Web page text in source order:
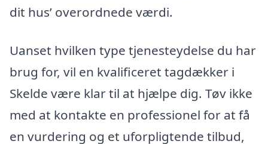
dit hus’ overordnede værdi.
Uanset hvilken type tjenesteydelse du har
brug for, vil en kvalificeret tagdækker i
Skelde være klar til at hjælpe dig. Tøv ikke
med at kontakte en professionel for at få
en vurdering og et uforpligtende tilbud,